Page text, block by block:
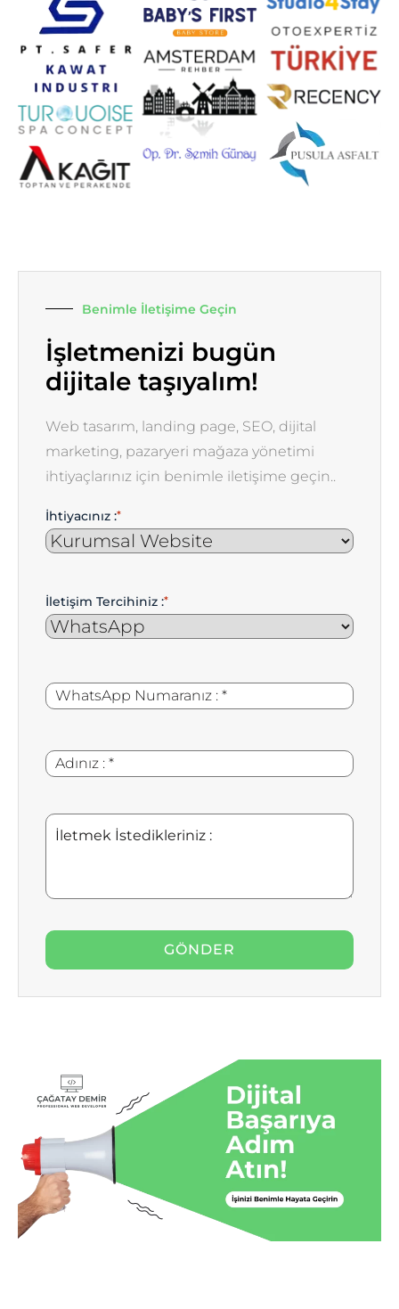
Benimle İletişime Geçin
İşletmenizi bugün
dijitale taşıyalım!
Web tasarım, landing page, SEO, dijital
marketing, pazaryeri mağaza yönetimi
ihtiyaçlarınız için benimle iletişime geçin..
İhtiyacınız :*
İletişim Tercihiniz :*
WhatsApp
Numaranız
*
Adınız
:
*
İletmek
İstedikleriniz